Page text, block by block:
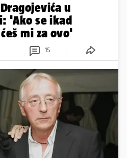
u
'Ako se ikad
mi za ovo'
15